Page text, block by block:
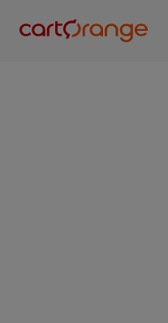
contenuto